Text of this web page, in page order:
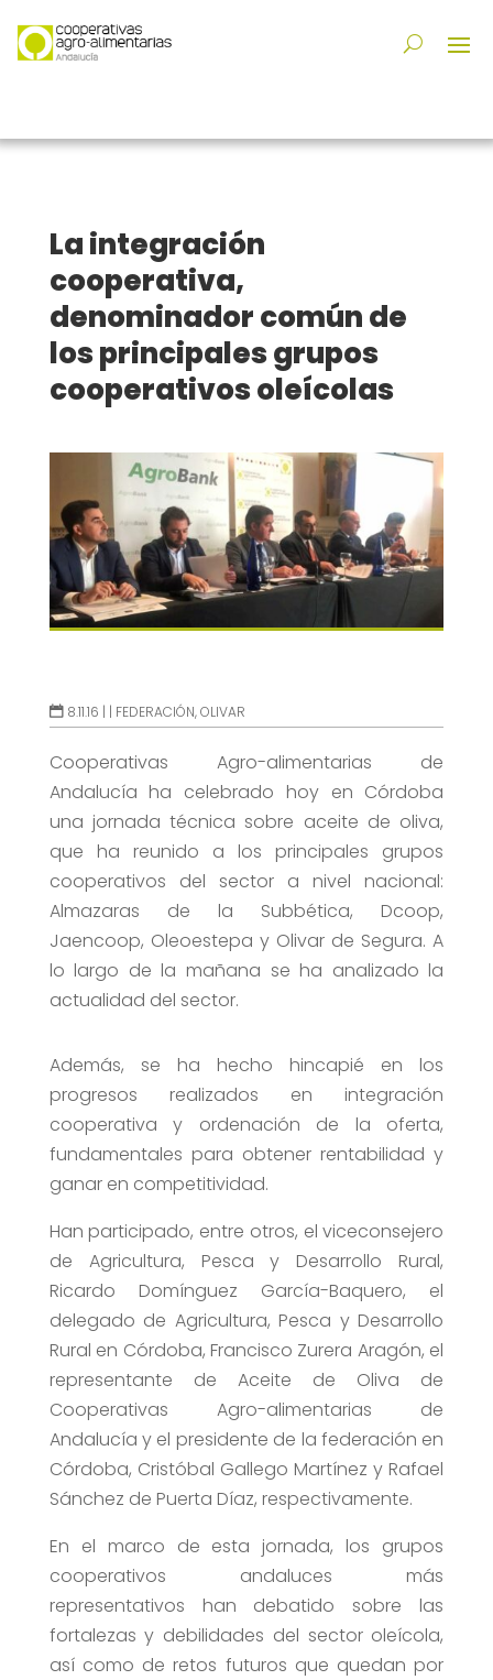
La integración
cooperativa,
denominador común de
los principales grupos
cooperativos oleícolas
8.11.16 | | FEDERACIÓN,OLIVAR
Cooperativas Agro-alimentarias de
Andalucía ha celebrado hoy en Córdoba
una jornada técnica sobre aceite de oliva,
que ha reunido a los principales grupos
cooperativos del sector a nivel nacional:
Almazaras de la Subbética, Dcoop,
Jaencoop, Oleoestepa y Olivar de Segura. A
lo largo de la mañana se ha analizado la
actualidad del sector.
Además, se ha hecho hincapié en los
progresos realizados en integración
cooperativa y ordenación de la oferta,
fundamentales para obtener rentabilidad y
ganar en competitividad.
Han participado, entre otros, el viceconsejero
de Agricultura, Pesca y Desarrollo Rural,
Ricardo Domínguez García-Baquero, el
delegado de Agricultura, Pesca y Desarrollo
Rural en Córdoba, Francisco Zurera Aragón, el
representante de Aceite de Oliva de
Cooperativas Agro-alimentarias de
Andalucía y el presidente de la federación en
Córdoba, Cristóbal Gallego Martínez y Rafael
Sánchez de Puerta Díaz, respectivamente.
En el marco de esta jornada, los grupos
cooperativos andaluces más
representativos han debatido sobre las
fortalezas y debilidades del sector oleícola,
así como de retos futuros que quedan por